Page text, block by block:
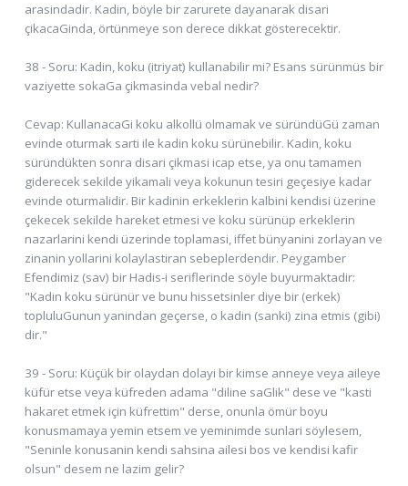
arasindadir. Kadin, böyle bir zarurete dayanarak disari
çikacaGinda, örtünmeye son derece dikkat gösterecektir.
38 - Soru: Kadin, koku (itriyat) kullanabilir mi? Esans sürünmüs bir
vaziyette sokaGa çikmasinda vebal nedir?
Cevap: KullanacaGi koku alkollü olmamak ve süründüGü zaman
evinde oturmak sarti ile kadin koku sürünebilir. Kadin, koku
süründükten sonra disari çikmasi icap etse, ya onu tamamen
giderecek sekilde yikamali veya kokunun tesiri geçesiye kadar
evinde oturmalidir. Bir kadinin erkeklerin kalbini kendisi üzerine
çekecek sekilde hareket etmesi ve koku sürünüp erkeklerin
nazarlarini kendi üzerinde toplamasi, iffet bünyanini zorlayan ve
zinanin yollarini kolaylastiran sebeplerdendir. Peygamber
Efendimiz (sav) bir Hadis-i seriflerinde söyle buyurmaktadir:
"Kadin koku sürünür ve bunu hissetsinler diye bir (erkek)
topluluGunun yanindan geçerse, o kadin (sanki) zina etmis (gibi)
dir."
39 - Soru: Küçük bir olaydan dolayi bir kimse anneye veya aileye
küfür etse veya küfreden adama "diline saGlik" dese ve "kasti
hakaret etmek için küfrettim" derse, onunla ömür boyu
konusmamaya yemin etsem ve yeminimde sunlari söylesem,
"Seninle konusanin kendi sahsina ailesi bos ve kendisi kafir
olsun" desem ne lazim gelir?